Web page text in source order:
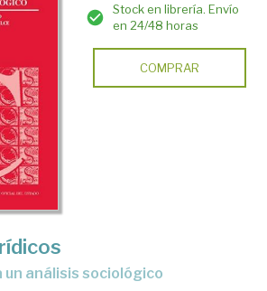
Stock en librería. Envío
en 24/48 horas
COMPRAR
un análisis sociológico